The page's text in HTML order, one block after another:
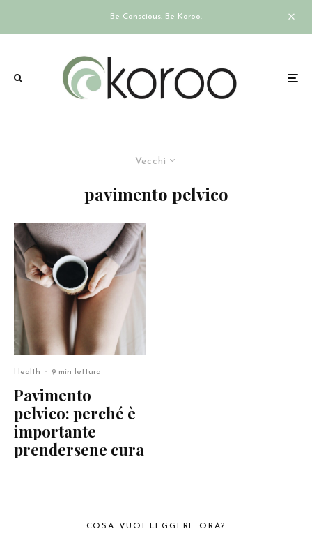
Be Conscious. Be Koroo.
Vecchi
pavimento pelvico
Health · 9 min lettura
Pavimento
pelvico: perché è
importante
prendersene cura
COSA VUOI LEGGERE ORA?